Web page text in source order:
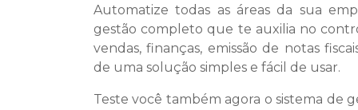
Automatize todas as áreas da sua
gestão completo que te auxilia no
vendas, finanças, emissão de notas
de uma solução simples e fácil de usar.
Teste você também agora o sistema de